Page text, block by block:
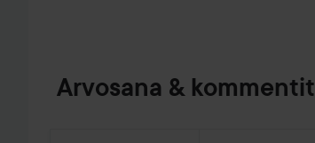
Arvosana & kommentit